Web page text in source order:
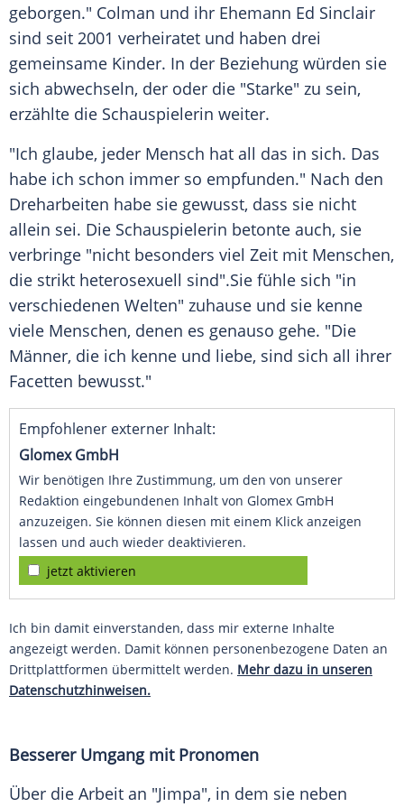
geborgen." Colman und ihr Ehemann Ed Sinclair
sind seit 2001 verheiratet und haben drei
gemeinsame Kinder. In der Beziehung würden sie
sich abwechseln, der oder die "Starke" zu sein,
erzählte die Schauspielerin weiter.
"Ich glaube, jeder Mensch hat all das in sich. Das
habe ich schon immer so empfunden." Nach den
Dreharbeiten habe sie gewusst, dass sie nicht
allein sei. Die Schauspielerin betonte auch, sie
verbringe "nicht besonders viel Zeit mit Menschen,
die strikt heterosexuell sind".Sie fühle sich "in
verschiedenen Welten" zuhause und sie kenne
viele Menschen, denen es genauso gehe. "Die
Männer, die ich kenne und liebe, sind sich all ihrer
Facetten bewusst."
Empfohlener externer Inhalt:
Glomex GmbH
Wir benötigen Ihre Zustimmung, um den von unserer
Redaktion eingebundenen Inhalt von Glomex GmbH
anzuzeigen. Sie können diesen mit einem Klick anzeigen
lassen und auch wieder deaktivieren.
jetzt aktivieren
Ich bin damit einverstanden, dass mir externe Inhalte
angezeigt werden. Damit können personenbezogene Daten an
Drittplattformen übermittelt werden. Mehr dazu in unseren
Datenschutzhinweisen.
Besserer Umgang mit Pronomen
Über die Arbeit an "Jimpa", in dem sie neben